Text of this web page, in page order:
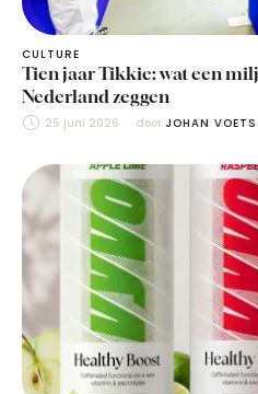
CULTURE
Tien jaar Tikkie: wat een
Nederland zeggen
25 juni 2026 door JOHAN VOETS